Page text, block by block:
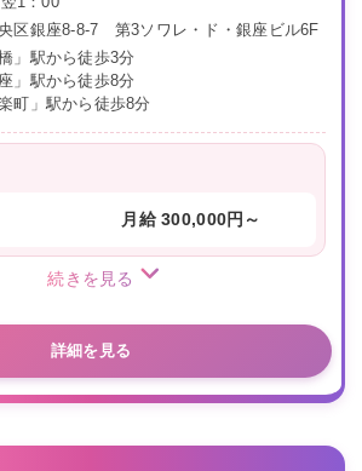
区銀座8-8-7 第3ソワレ・ド・銀座ビル6F
」駅から徒歩3分
」駅から徒歩8分
町」駅から徒歩8分
月給 300,000円～
続きを見る
詳細を見る